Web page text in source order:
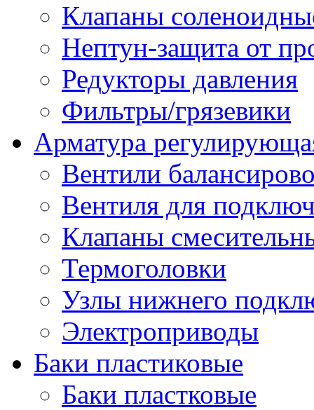
Клапаны
Нептун-защита от
Редукторы давления
Фильтры/грязевики
Арматура
Вентили
Вентиля для
Клапаны
Термоголовки
Узлы нижнего
Электроприводы
Баки пластиковые
Баки пластковые